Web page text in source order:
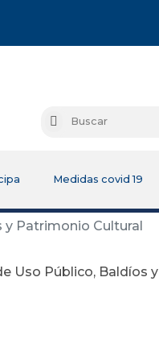
Buscar
Medidas covid 19
y Patrimonio Cultural
Uso Público, Baldíos y